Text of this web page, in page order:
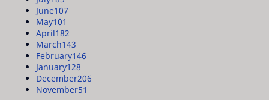
June107
May101
April182
March143
February146
January128
December206
November51